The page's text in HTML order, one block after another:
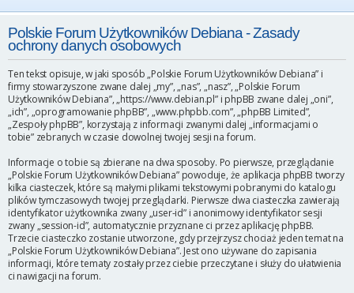
z
k
Polskie Forum Użytkowników Debiana - Zasady
ochrony danych osobowych
Ten tekst opisuje, w jaki sposób „Polskie Forum Użytkowników Debiana” i
firmy stowarzyszone zwane dalej „my”, „nas”, „nasz”, „Polskie Forum
Użytkowników Debiana”, „https://www.debian.pl” i phpBB zwane dalej „oni”,
„ich”, „oprogramowanie phpBB”, „www.phpbb.com”, „phpBB Limited”,
„Zespoły phpBB”, korzystają z informacji zwanymi dalej „informacjami o
tobie” zebranych w czasie dowolnej twojej sesji na forum.
Informacje o tobie są zbierane na dwa sposoby. Po pierwsze, przeglądanie
„Polskie Forum Użytkowników Debiana” powoduje, że aplikacja phpBB tworzy
kilka ciasteczek, które są małymi plikami tekstowymi pobranymi do katalogu
plików tymczasowych twojej przeglądarki. Pierwsze dwa ciasteczka zawierają
identyfikator użytkownika zwany „user-id” i anonimowy identyfikator sesji
zwany „session-id”, automatycznie przyznane ci przez aplikację phpBB.
Trzecie ciasteczko zostanie utworzone, gdy przejrzysz chociaż jeden temat na
„Polskie Forum Użytkowników Debiana”. Jest ono używane do zapisania
informacji, które tematy zostały przez ciebie przeczytane i służy do ułatwienia
ci nawigacji na forum.